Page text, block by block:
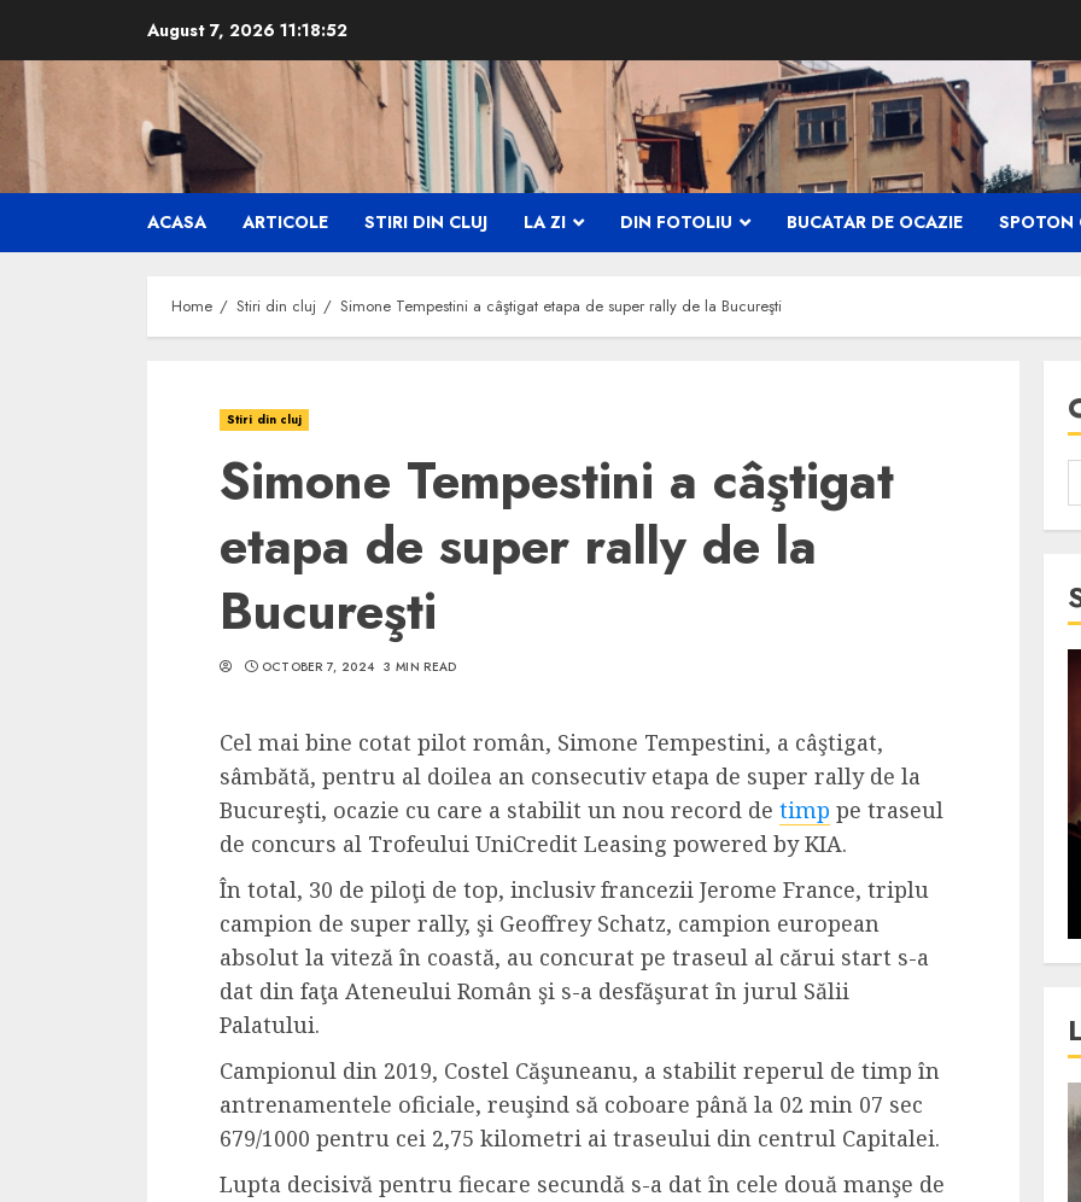
content
August 7, 2026 11:18:53
ACASA ARTICOLE STIRI DIN CLUJ LA ZI DIN FOTOLIU BUCATAR DE OCAZIE SPOTON
Home Stiri din cluj Simone Tempestini a câştigat etapa de super rally de la Bucureşti
Stiri din cluj
Simone Tempestini a câştigat
etapa de super rally de la
Bucureşti
OCTOBER 7, 2024 3 MIN READ
Cel mai bine cotat pilot român, Simone Tempestini, a câştigat,
sâmbătă, pentru al doilea an consecutiv etapa de super rally de la
Bucureşti, ocazie cu care a stabilit un nou record de timp pe traseul
de concurs al Trofeului UniCredit Leasing powered by KIA.
În total, 30 de piloţi de top, inclusiv francezii Jerome France, triplu
campion de super rally, şi Geoffrey Schatz, campion european
absolut la viteză în coastă, au concurat pe traseul al cărui start s-a
dat din faţa Ateneului Român şi s-a desfăşurat în jurul Sălii
Palatului.
Campionul din 2019, Costel Căşuneanu, a stabilit reperul de timp în
antrenamentele oficiale, reuşind să coboare până la 02 min 07 sec
679/1000 pentru cei 2,75 kilometri ai traseului din centrul Capitalei.
Lupta decisivă pentru fiecare secundă s-a dat în cele două manşe de
5 min read
SpotOn Cluj
Ce poti vizita in jurul
Clujului cand te afli intr-un
weekend prelungit in
“Orasul Comoara”?
MAY 31, 2023
SpotOn Cluj
Festivalurile Clujului. De
ce atrage Clujul tinerii si
pe cei mai in varsta an de
an?
ALEXANDRU S.
4 min read 3 min read